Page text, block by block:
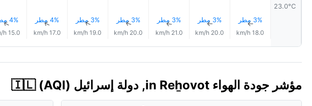
23.0°C
3% مطر↑
18.0 km/h
3% مطر↑
20.0 km/h
3% مطر↑
21.0 km/h
3% مطر↑
20.0 km/h
3% مطر↑
19.0 km/h
4% مطر↑
17.0 km/h
4% مطر↑
15.0 km/h
مؤشر جودة الهواء in Reẖovot, دولة إسرائيل 🇮🇱 (AQI)